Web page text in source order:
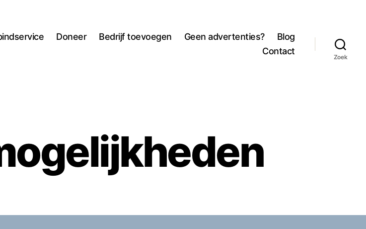
Doneer Bedrijf toevoegen Geen advertenties?
Blog
Contact
Zoek